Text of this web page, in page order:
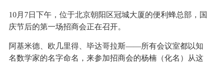
10月7日下午，位于北京朝阳区冠城大厦的便利蜂总部，国
庆节后的第一场招商会正在召开。
阿基米德、欧几里得、毕达哥拉斯——所有会议室都以知
名数学家的名字命名，来参加招商会的杨楠（化名）从这